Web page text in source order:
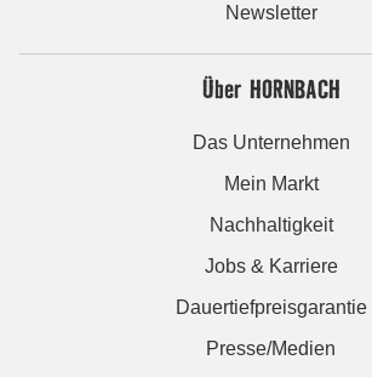
Newsletter
Über HORNBACH
Das Unternehmen
Mein Markt
Nachhaltigkeit
Jobs & Karriere
Dauertiefpreisgarantie
Presse/Medien